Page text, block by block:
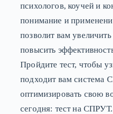
психологов, коучей и
понимание и
позволит вам
повысить
Пройдите тест, чтобы
подходит вам система
оптимизировать свою
сегодня: тест на СПРУТ.